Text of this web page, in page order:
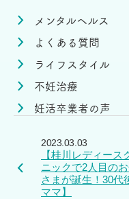
メンタルヘルス
よくある質問
ライフスタイル
不妊治療
妊活卒業者の声
2023.03.03
【桂川レディース
ニックで2人目の
さまが誕生！30代
ママ】